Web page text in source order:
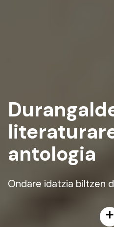
antologia
Ondare idatzia biltzen
+